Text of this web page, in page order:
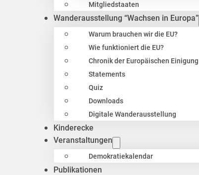
Mitgliedstaaten
Wanderausstellung “Wachsen in Europa”
Warum brauchen wir die EU?
Wie funktioniert die EU?
Chronik der Europäischen Einigung
Statements
Quiz
Downloads
Digitale Wanderausstellung
Kinderecke
Veranstaltungen
Demokratiekalendar
Publikationen